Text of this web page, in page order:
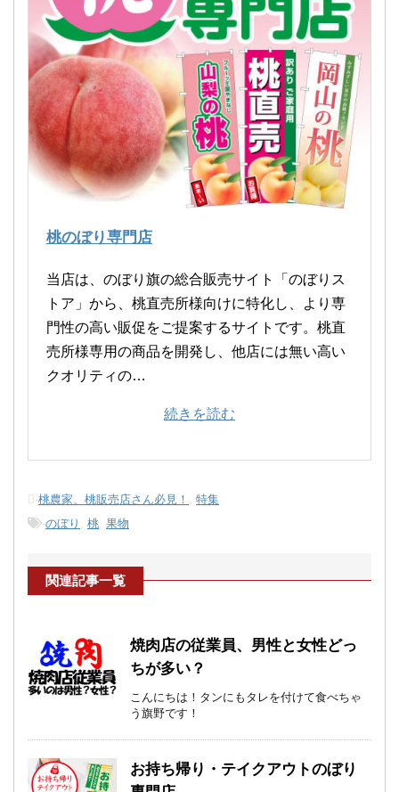
桃のぼり専門店
当店は、のぼり旗の総合販売サイト「のぼりス
トア」から、桃直売所様向けに特化し、より専
門性の高い販促をご提案するサイトです。桃直
売所様専用の商品を開発し、他店には無い高い
クオリティの…
続きを読む
-桃農家、桃販売店さん必見！ , 特集
-のぼり , 桃, 果物
関連記事一覧
焼肉店の従業員、男性と女性どっ
ちが多い？
こんにちは！タンにもタレを付けて食べちゃ
う旗野です！
お持ち帰り・テイクアウトのぼり